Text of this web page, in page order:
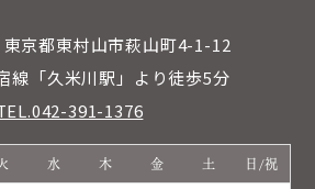
京都東村山市萩山町4-1-12
線「久米川駅」より徒歩5分
391-1376
水 木 金 土 日/祝